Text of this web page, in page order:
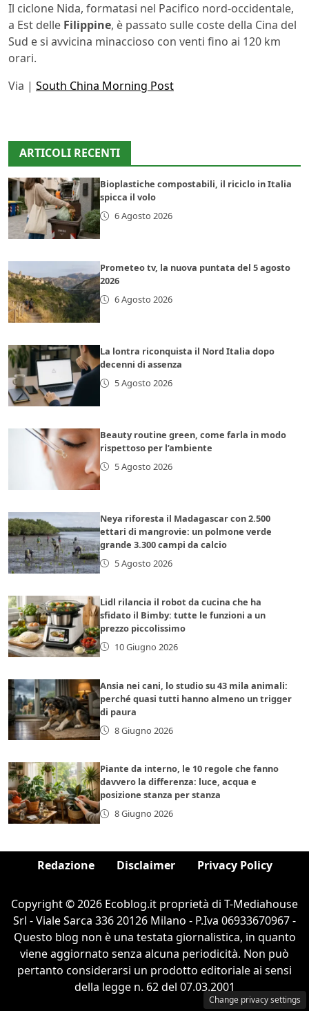
Il ciclone Nida, formatasi nel Pacifico nord-occidentale,
a Est delle Filippine, è passato sulle coste della Cina del
Sud e si avvicina minaccioso con venti fino ai 120 km
orari.
Via | South China Morning Post
ARTICOLI RECENTI
Bioplastiche compostabili, il riciclo in Italia
spicca il volo
6 Agosto 2026
Prometeo tv, la nuova puntata del 5 agosto
2026
6 Agosto 2026
La lontra riconquista il Nord Italia dopo
decenni di assenza
5 Agosto 2026
Beauty routine green, come farla in modo
rispettoso per l’ambiente
5 Agosto 2026
Neya riforesta il Madagascar con 2.500
ettari di mangrovie: un polmone verde
grande 3.300 campi da calcio
5 Agosto 2026
Lidl rilancia il robot da cucina che ha
sfidato il Bimby: tutte le funzioni a un
prezzo piccolissimo
10 Giugno 2026
Ansia nei cani, lo studio su 43 mila animali:
perché quasi tutti hanno almeno un trigger
di paura
8 Giugno 2026
Piante da interno, le 10 regole che fanno
davvero la differenza: luce, acqua e
posizione stanza per stanza
8 Giugno 2026
Redazione Disclaimer Privacy Policy
Copyright © 2026 Ecoblog.it proprietà di T-Mediahouse
Srl - Viale Sarca 336 20126 Milano - P.Iva 06933670967 -
Questo blog non è una testata giornalistica, in quanto
viene aggiornato senza alcuna periodicità. Non può
pertanto considerarsi un prodotto editoriale ai sensi
della legge n. 62 del 07.03.2001
Change privacy settings